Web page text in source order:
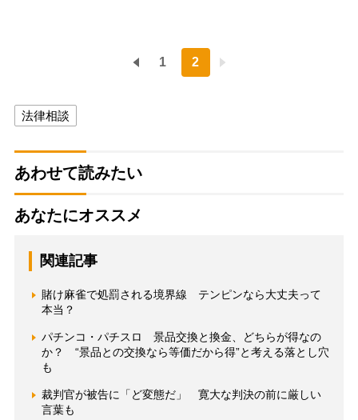
1 2
法律相談
あわせて読みたい
あなたにオススメ
関連記事
賭け麻雀で処罰される境界線 テンピンなら大丈夫って
本当？
パチンコ・パチスロ 景品交換と換金、どちらが得なの
か？ “景品との交換なら等価だから得”と考える落とし穴
も
裁判官が被告に「ど変態だ」 寛大な判決の前に厳しい
言葉も